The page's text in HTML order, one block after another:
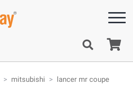
mitsubishi
lancer mr coupe